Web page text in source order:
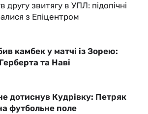
другу звитягу в УПЛ: підопічні
з Епіцентром
камбек у матчі із Зорею:
та Наві
дотиснув Кудрівку: Петряк
футбольне поле